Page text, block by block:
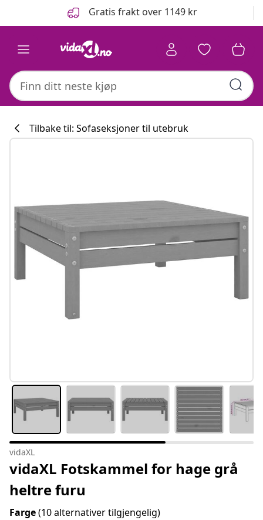
Gratis frakt over 1149 kr
Tilbake til: Sofaseksjoner til utebruk
vidaXL
vidaXL Fotskammel for hage grå
heltre furu
Farge(10 alternativer tilgjengelig)